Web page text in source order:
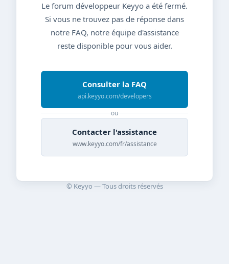
Le forum développeur Keyyo a été fermé.
Si vous ne trouvez pas de réponse dans
notre FAQ, notre équipe d'assistance
reste disponible pour vous aider.
Consulter la FAQ
api.keyyo.com/developers
ou
Contacter l'assistance
www.keyyo.com/fr/assistance
© Keyyo — Tous droits réservés